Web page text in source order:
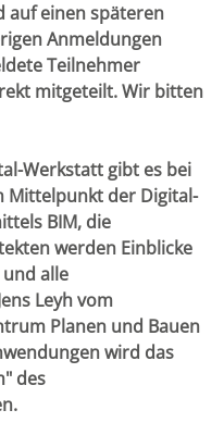
auf einen späteren
Anmeldungen
Teilnehmer
mitgeteilt. Wir bitten
Werkstatt gibt es bei
Mittelpunkt der Digital-
BIM, die
werden Einblicke
alle
Leyh vom
Planen und Bauen
wird das
des